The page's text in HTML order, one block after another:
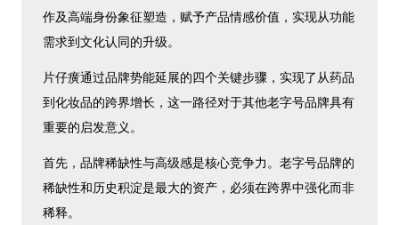
作及高端身份象征塑造，赋予产品情感价值，实现从功能
需求到文化认同的升级。
片仔癀通过品牌势能延展的四个关键步骤，实现了从药品
到化妆品的跨界增长，这一路径对于其他老字号品牌具有
重要的启发意义。
首先，品牌稀缺性与高级感是核心竞争力。老字号品牌的
稀缺性和历史积淀是最大的资产，必须在跨界中强化而非
稀释。